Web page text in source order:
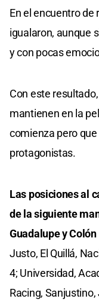
En el encuentro
igualaron, aunque
y con pocas
Con este
mantienen en la
comienza pero
protagonistas.
Las posiciones al
de la siguiente
Guadalupe y
Justo, El Quillá,
4; Universidad,
Racing,